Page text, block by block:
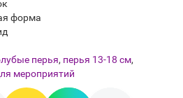
форма
перья, перья 13-18 см,
мероприятий